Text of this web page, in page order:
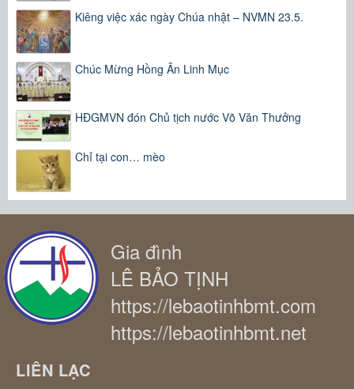
Kiêng việc xác ngày Chúa nhật – NVMN 23.5.
Chúc Mừng Hồng Ân Linh Mục
HĐGMVN đón Chủ tịch nước Võ Văn Thưởng
Chỉ tại con… mèo
Gia đình
LÊ BẢO TỊNH
https://lebaotinhbmt.com
https://lebaotinhbmt.net
LIÊN LẠC